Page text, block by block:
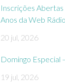
Inscrições Abertas
Anos da Web
20 jul, 2026
Domingo Especial
19 jul, 2026